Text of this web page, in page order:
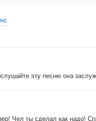
эту песню она
Чел ты сделал как надо!